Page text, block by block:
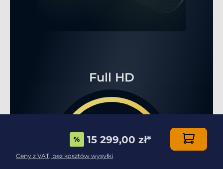
Full HD
...FPS
% 15 299,00 zł*
Ceny z VAT, bez kosztów wysyłki